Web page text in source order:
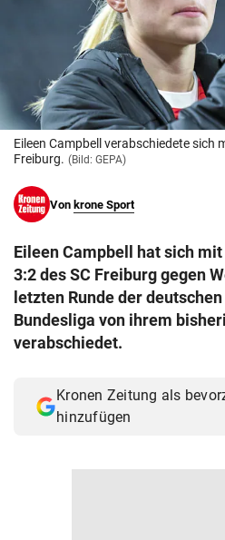
© Krone Multimedia GmbH & Co
Muthgasse 2, 1190 Wien
Eileen Campbell verabschiedete sich
Freiburg. (Bild: GEPA)
Von krone Sport
Eileen Campbell hat sich
3:2 des SC Freiburg gegen
letzten Runde der
Bundesliga von ihrem
verabschiedet.
Kronen Zeitung als
hinzufügen